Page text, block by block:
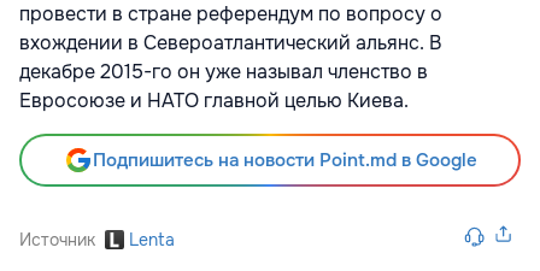
провести в стране референдум по вопросу о
вхождении в Североатлантический альянс. В
декабре 2015-го он уже называл членство в
Евросоюзе и НАТО главной целью Киева.
Подпишитесь на новости Point.md в Google
Источник Lenta